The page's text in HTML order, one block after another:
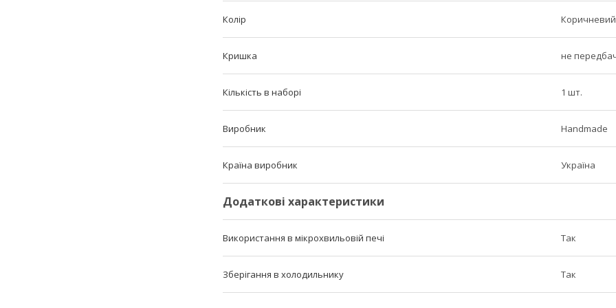
Колір Коричневий
Кришка не
Кількість в наборі 1 шт.
Виробник Handmade
Країна виробник Україна
Додаткові характеристики
Використання в мікрохвильовій печі Так
Зберігання в холодильнику Так